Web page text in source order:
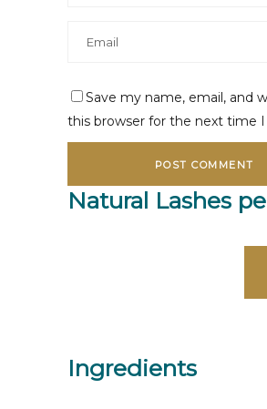
Save my name, email, and
this browser for the next time
Natural Lashes
Ingredients